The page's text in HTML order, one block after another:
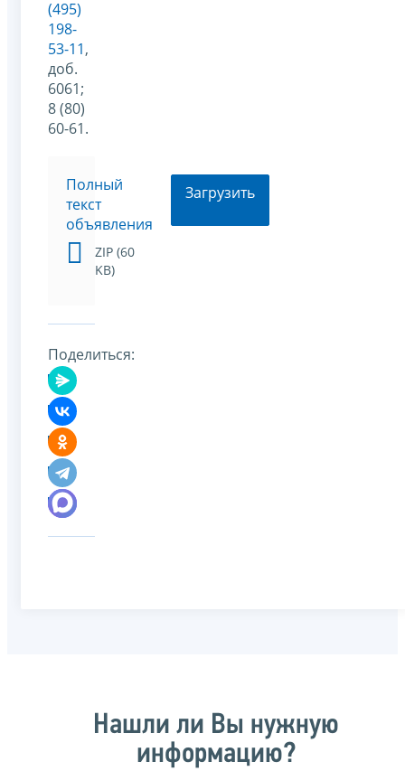
(495)
198-
53-11,
доб.
6061;
8 (80)
60-61.
Полный
текст
объявления
ZIP (60
KB)
Загрузить
Поделиться:
Нашли ли Вы нужную
информацию?